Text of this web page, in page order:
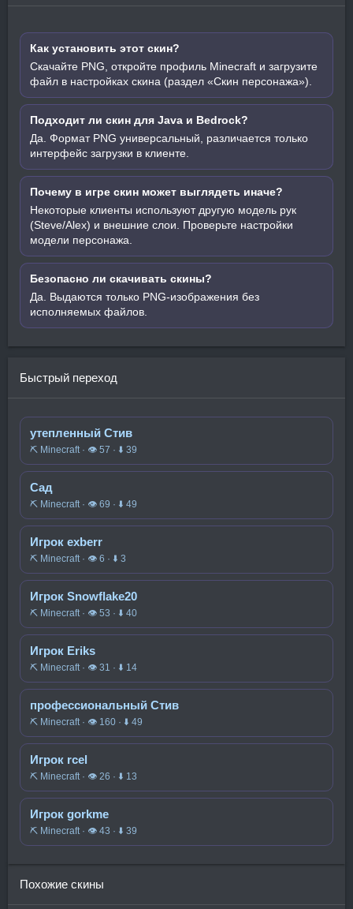
Как установить этот скин?
Скачайте PNG, откройте профиль Minecraft и загрузите
файл в настройках скина (раздел «Скин персонажа»).
Подходит ли скин для Java и Bedrock?
Да. Формат PNG универсальный, различается только
интерфейс загрузки в клиенте.
Почему в игре скин может выглядеть иначе?
Некоторые клиенты используют другую модель рук
(Steve/Alex) и внешние слои. Проверьте настройки
модели персонажа.
Безопасно ли скачивать скины?
Да. Выдаются только PNG-изображения без
исполняемых файлов.
Быстрый переход
утепленный Стив
⛏️ Minecraft · 👁 57 · ⬇ 39
Сад
⛏️ Minecraft · 👁 69 · ⬇ 49
Игрок exberr
⛏️ Minecraft · 👁 6 · ⬇ 3
Игрок Snowflake20
⛏️ Minecraft · 👁 53 · ⬇ 40
Игрок Eriks
⛏️ Minecraft · 👁 31 · ⬇ 14
профессиональный Стив
⛏️ Minecraft · 👁 160 · ⬇ 49
Игрок rcel
⛏️ Minecraft · 👁 26 · ⬇ 13
Игрок gorkme
⛏️ Minecraft · 👁 43 · ⬇ 39
Похожие скины